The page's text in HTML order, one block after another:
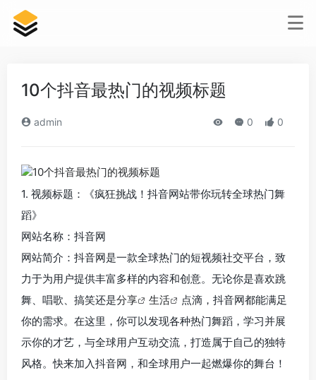
10个抖音最热门的视频标题
admin 0 0
1. 视频标题：《疯狂挑战！抖音网站带你玩转全球热门舞
蹈》
网站名称：抖音网
网站简介：抖音网是一款全球热门的短视频社交平台，致
力于为用户提供丰富多样的内容和创意。无论你是喜欢跳
舞、唱歌、搞笑还是分享 生活
点滴，抖音网都能满足
你的需求。在这里，你可以发现各种热门舞蹈，学习并展
示你的才艺，与全球用户互动交流，打造属于自己的独特
风格。快来加入抖音网，和全球用户一起燃爆你的舞台！